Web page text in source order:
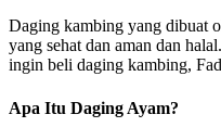
Daging kambing yang dibuat
yang sehat dan aman dan
ingin beli daging kambing,
Apa Itu Daging Ayam?